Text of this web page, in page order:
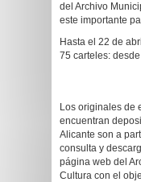
del Archivo
este importante
Hasta el 22 de abril
75 carteles:
Los originales de
encuentran
Alicante son a
consulta y
página web del
Cultura con el